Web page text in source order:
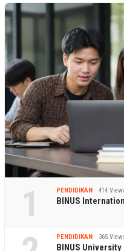
1 PENDIDIKAN 414
BINUS
PENDIDIKAN 365
BINUS